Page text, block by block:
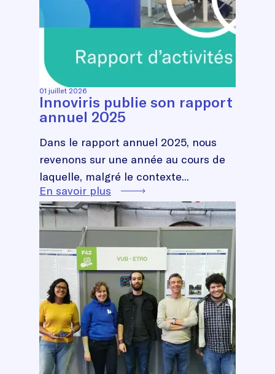
01 juillet 2026
Innoviris publie son rapport
annuel 2025
Dans le rapport annuel 2025, nous
revenons sur une année au cours de
laquelle, malgré le contexte...
En savoir plus